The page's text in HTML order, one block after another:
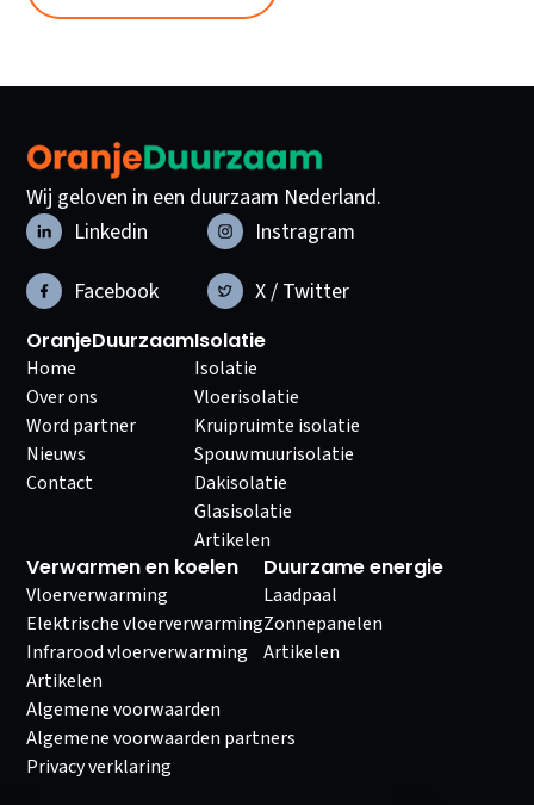
Wij geloven in een duurzaam Nederland.
Linkedin
Instragram
Facebook
X / Twitter
OranjeDuurzaam
Home
Over ons
Word partner
Nieuws
Contact
Isolatie
Isolatie
Vloerisolatie
Kruipruimte isolatie
Spouwmuurisolatie
Dakisolatie
Glasisolatie
Artikelen
Verwarmen en koelen
Vloerverwarming
Elektrische vloerverwarming
Infrarood vloerverwarming
Artikelen
Duurzame energie
Laadpaal
Zonnepanelen
Artikelen
Algemene voorwaarden
Algemene voorwaarden partners
Privacy verklaring